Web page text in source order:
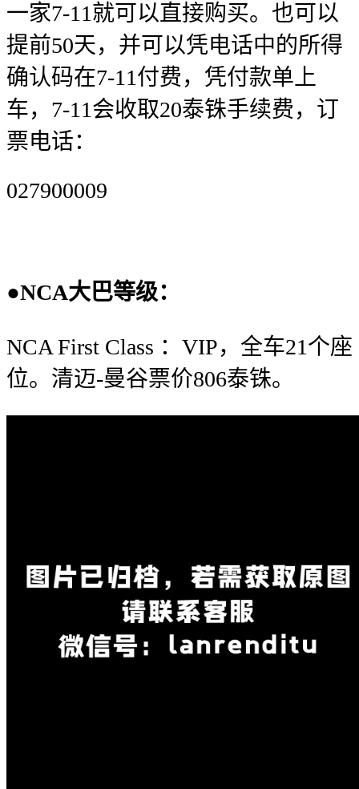
一家7-11就可以直接购买。也可以
提前50天，并可以凭电话中的所得
确认码在7-11付费，凭付款单上
车，7-11会收取20泰铢手续费，订
票电话：
027900009
●NCA大巴等级：
NCA First Class ：VIP，全车21个座
位。清迈-曼谷票价806泰铢。